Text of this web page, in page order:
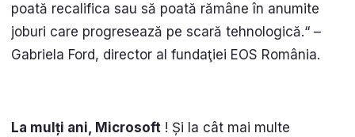
poată recalifica sau să poată rămâne în anumite
joburi care progresează pe scară tehnologică.“ –
Gabriela Ford, director al fundaţiei EOS România.
La mulți ani, Microsoft ! Și la cât mai multe